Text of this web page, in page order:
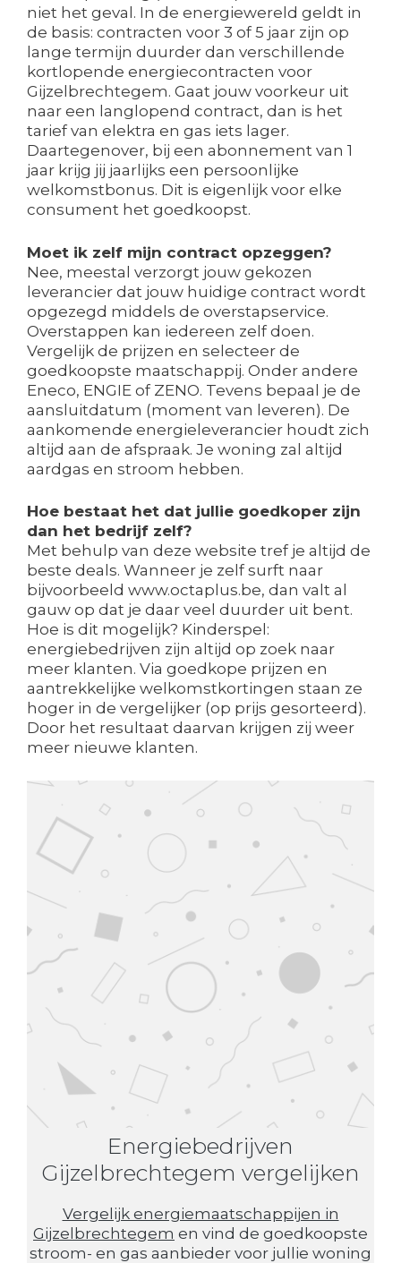
niet het geval. In de energiewereld geldt in
de basis: contracten voor 3 of 5 jaar zijn op
lange termijn duurder dan verschillende
kortlopende energiecontracten voor
Gijzelbrechtegem. Gaat jouw voorkeur uit
naar een langlopend contract, dan is het
tarief van elektra en gas iets lager.
Daartegenover, bij een abonnement van 1
jaar krijg jij jaarlijks een persoonlijke
welkomstbonus. Dit is eigenlijk voor elke
consument het goedkoopst.
Moet ik zelf mijn contract opzeggen?
Nee, meestal verzorgt jouw gekozen
leverancier dat jouw huidige contract wordt
opgezegd middels de overstapservice.
Overstappen kan iedereen zelf doen.
Vergelijk de prijzen en selecteer de
goedkoopste maatschappij. Onder andere
Eneco, ENGIE of ZENO. Tevens bepaal je de
aansluitdatum (moment van leveren). De
aankomende energieleverancier houdt zich
altijd aan de afspraak. Je woning zal altijd
aardgas en stroom hebben.
Hoe bestaat het dat jullie goedkoper zijn
dan het bedrijf zelf?
Met behulp van deze website tref je altijd de
beste deals. Wanneer je zelf surft naar
bijvoorbeeld www.octaplus.be, dan valt al
gauw op dat je daar veel duurder uit bent.
Hoe is dit mogelijk? Kinderspel:
energiebedrijven zijn altijd op zoek naar
meer klanten. Via goedkope prijzen en
aantrekkelijke welkomstkortingen staan ze
hoger in de vergelijker (op prijs gesorteerd).
Door het resultaat daarvan krijgen zij weer
meer nieuwe klanten.
Energiebedrijven
Gijzelbrechtegem vergelijken
Vergelijk energiemaatschappijen in
Gijzelbrechtegem en vind de goedkoopste
stroom- en gas aanbieder voor jullie woning